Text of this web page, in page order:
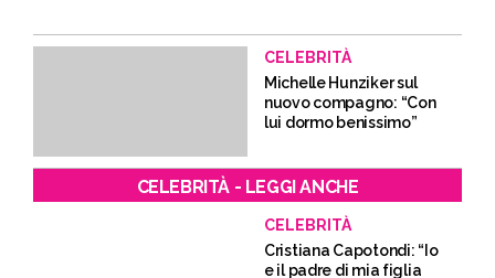
CELEBRITÀ
Michelle Hunziker sul
nuovo compagno: “Con
lui dormo benissimo”
CELEBRITÀ - LEGGI ANCHE
CELEBRITÀ
Cristiana Capotondi: “Io
e il padre di mia figlia